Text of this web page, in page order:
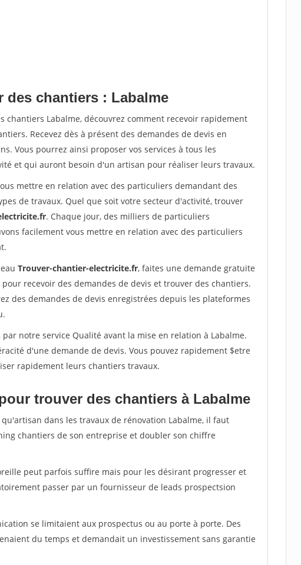
chantiers : Labalme
chantiers Labalme, découvrez comment recevoir rapidement
Recevez dès à présent des demandes de devis en
Vous pourrez ainsi proposer vos services à tous les
et qui auront besoin d'un artisan pour réaliser leurs travaux.
mettre en relation avec des particuliers demandant des
de travaux. Quel que soit votre secteur d'activité, trouver
. Chaque jour, des milliers de particuliers
facilement vous mettre en relation avec des particuliers
Trouver-chantier-electricite.fr, faites une demande gratuite
recevoir des demandes de devis et trouver des chantiers.
des demandes de devis enregistrées depuis les plateformes
notre service Qualité avant la mise en relation à Labalme.
d'une demande de devis. Vous pouvez rapidement $etre
rapidement leurs chantiers travaux.
trouver des chantiers à Labalme
dans les travaux de rénovation Labalme, il faut
chantiers de son entreprise et doubler son chiffre
peut parfois suffire mais pour les désirant progresser et
passer par un fournisseur de leads prospectsion
se limitaient aux prospectus ou au porte à porte. Des
du temps et demandait un investissement sans garantie